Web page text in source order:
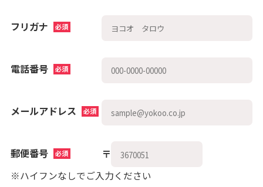
フリガナ 必須
電話番号 必須
メールアドレス 必須
郵便番号 必須 〒
※ハイフンなしでご入力ください